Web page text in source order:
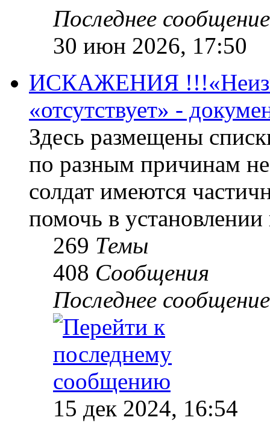
Последнее сообщение
30 июн 2026, 17:50
ИСКАЖЕНИЯ
«отсутствует» -
Здесь размещены
по разным причинам
солдат имеются
помочь в
269 Темы
408 Сообщения
Последнее сообщение
15 дек 2024, 16:54